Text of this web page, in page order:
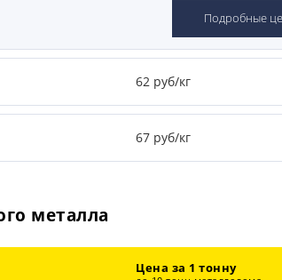
Подробные
62 руб/кг
67 руб/кг
металла
Цена за 1 тонну